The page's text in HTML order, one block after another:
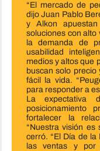
“El mercado de
dijo Juan Pablo
y Alkon
soluciones con alto
la demanda de
usabilidad
medios y altos que
buscan solo
fácil la vida.
para responder a
La expectativa
posicionamiento
fortalecer la
“Nuestra visión es
cerró. “El Día de
las ventas y por